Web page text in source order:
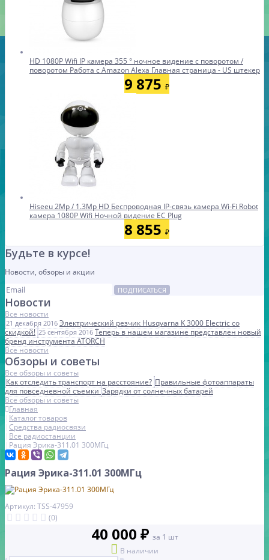
HD 1080P Wifi IP камера 355 ° ночное видение с поворотом /
поворотом Работа с Amazon Alexa Главная страница - US штекер
9 875 ₽
Hiseeu 2Mp / 1.3Mp HD Беспроводная IP-связь камера Wi-Fi Robot
камера 1080P Wifi Ночной видение ЕС Plug
8 855 ₽
Будьте в курсе!
Новости, обзоры и акции
ПОДПИСАТЬСЯ
Новости
Все новости
21 декабря 2016 Электрический резчик Husqvarna K 3000 Electric со
скидкой! 25 сентября 2016 Теперь в нашем магазине представлен новый
бренд инструмента ATORCH
Все новости
Обзоры и советы
Все обзоры и советы
Как отследить транспорт на расстояние? Правильные фотоаппараты
для повседневной съемкиЗарядки от солнечных батарей
Все обзоры и советы
Главная
Каталог товаров
Средства радиосвязи
Все радиостанции
Рация Эрика-311.01 300МГц
Рация Эрика-311.01 300МГц
Артикул: TSS-47959
(0)
40 000 ₽ за 1 шт
В наличии